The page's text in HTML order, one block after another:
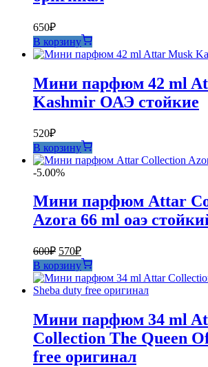
650₽
В корзину
Мини парфюм 42 ml
Kashmir ОАЭ стойкие
520₽
В корзину
-5.00%
Мини парфюм Attar
Azora 66 ml оаэ
600₽ Первоначальная
цена
составляла
600₽.
570₽Текущая
цена:
570₽.
В корзину
Мини парфюм 34 ml
Collection The Queen
free оригинал